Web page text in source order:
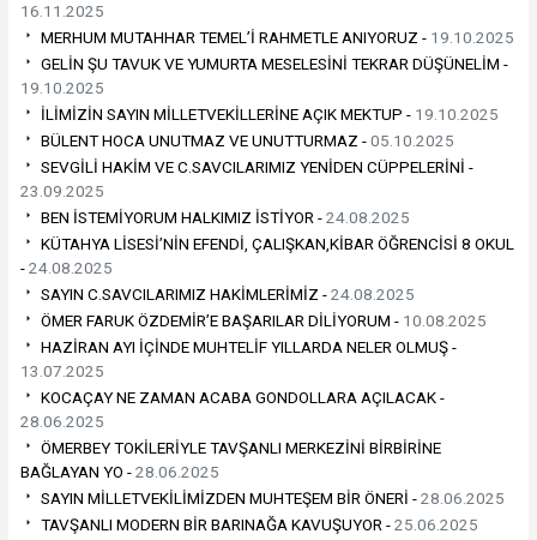
16.11.2025
MERHUM MUTAHHAR TEMEL’İ RAHMETLE ANIYORUZ - 19.10.2025
GELİN ŞU TAVUK VE YUMURTA MESELESİNİ TEKRAR DÜŞÜNELİM -
19.10.2025
İLİMİZİN SAYIN MİLLETVEKİLLERİNE AÇIK MEKTUP - 19.10.2025
BÜLENT HOCA UNUTMAZ VE UNUTTURMAZ -05.10.2025
SEVGİLİ HAKİM VE C.SAVCILARIMIZ YENİDEN CÜPPELERİNİ -
23.09.2025
BEN İSTEMİYORUM HALKIMIZ İSTİYOR -24.08.2025
KÜTAHYA LİSESİ’NİN EFENDİ, ÇALIŞKAN,KİBAR ÖĞRENCİSİ 8 OKUL
-24.08.2025
SAYIN C.SAVCILARIMIZ HAKİMLERİMİZ -24.08.2025
ÖMER FARUK ÖZDEMİR’E BAŞARILAR DİLİYORUM - 10.08.2025
HAZİRAN AYI İÇİNDE MUHTELİF YILLARDA NELER OLMUŞ -
13.07.2025
KOCAÇAY NE ZAMAN ACABA GONDOLLARA AÇILACAK -
28.06.2025
ÖMERBEY TOKİLERİYLE TAVŞANLI MERKEZİNİ BİRBİRİNE
BAĞLAYAN YO -28.06.2025
SAYIN MİLLETVEKİLİMİZDEN MUHTEŞEM BİR ÖNERİ -28.06.2025
TAVŞANLI MODERN BİR BARINAĞA KAVUŞUYOR -25.06.2025